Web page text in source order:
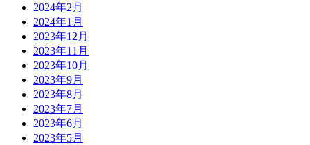
2024年2月
2024年1月
2023年12月
2023年11月
2023年10月
2023年9月
2023年8月
2023年7月
2023年6月
2023年5月